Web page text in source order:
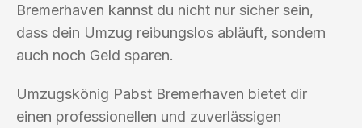
Bremerhaven kannst du nicht nur sicher sein,
dass dein Umzug reibungslos abläuft, sondern
auch noch Geld sparen.
Umzugskönig Pabst Bremerhaven bietet dir
einen professionellen und zuverlässigen